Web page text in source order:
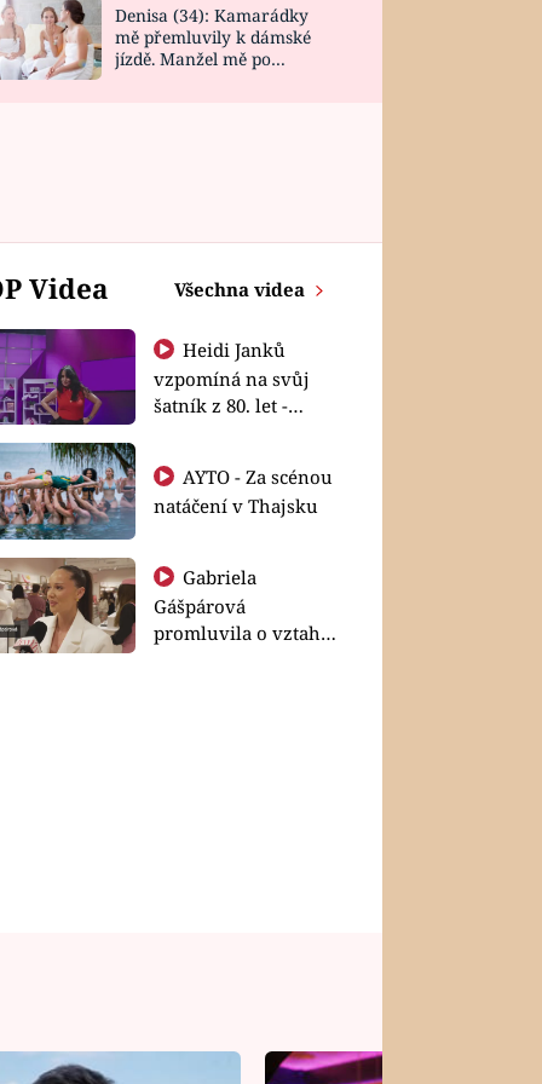
Denisa (34): Kamarádky
mě přemluvily k dámské
jízdě. Manžel mě po
Videa Všechna videa
Heidi Janků
vzpomíná na svůj
šatník z 80. let -
natáčení v Thajsku
Gabriela
Gášpárová
promluvila o vztahu